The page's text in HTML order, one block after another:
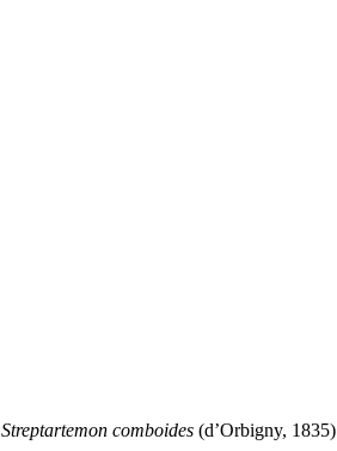
Streptartemon comboides (d’Orbigny, 1835)